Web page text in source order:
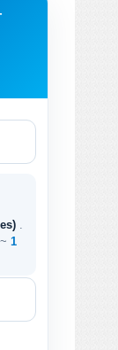
1